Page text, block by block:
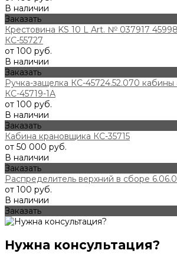
В наличии
Заказать
Крестовина KS 10 L Art. № 037917
КС-55727
от 100 руб.
В наличии
Заказать
Ручка-защелка КС-45724.52.070 кабины
КС-45719-1А
от 100 руб.
В наличии
Заказать
Кабина крановщика КС-35715
от 50 000 руб.
В наличии
Заказать
Распределитель верхний в сборе
от 100 руб.
В наличии
Заказать
Нужна консультация?